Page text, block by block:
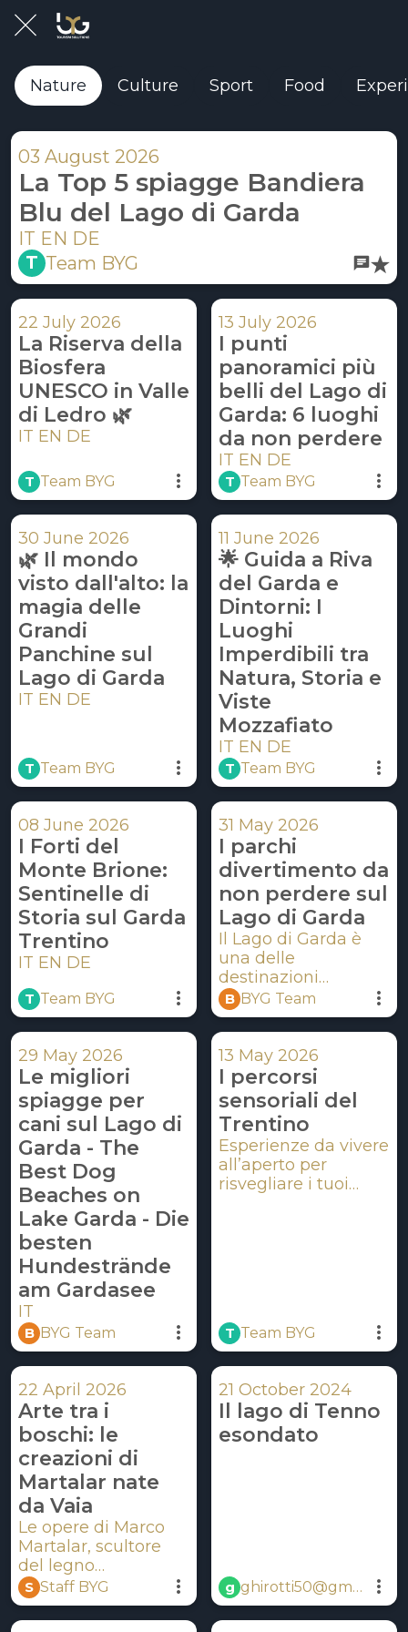
Nature Culture Sport Food
03 August 2026
La Top 5 spiagge Bandiera
Blu del Lago di Garda
IT EN DE
T Team BYG
22 July 2026
La Riserva della
Biosfera
UNESCO in Valle
di Ledro 🌿
IT EN DE
T Team BYG
13 July 2026
I punti
panoramici più
belli del Lago di
Garda: 6 luoghi
da non perdere
IT EN DE
T Team BYG
30 June 2026
🌿 Il mondo
visto dall'alto: la
magia delle
Grandi
Panchine sul
Lago di Garda
IT EN DE
T Team BYG
11 June 2026
🌟 Guida a Riva
del Garda e
Dintorni: I
Luoghi
Imperdibili tra
Natura, Storia e
Viste
Mozzafiato
IT EN DE
T Team BYG
08 June 2026
I Forti del
Monte Brione:
Sentinelle di
Storia sul Garda
Trentino
IT EN DE
T Team BYG
31 May 2026
I parchi
divertimento da
non perdere sul
Lago di Garda
Il Lago di Garda è
una delle
destinazioni
turistiche più amate
d'Italia, non solo per
i suoi paesaggi e
borghi storici, ma
anche per la
straordinaria varietà
di parchi tematici,
acquatici,
naturalistici e
avventura. Dalle
attrazioni
gruppi di amici.
B BYG Team
29 May 2026
Le migliori
spiagge per
cani sul Lago di
Garda - The
Best Dog
Beaches on
Lake Garda - Die
besten
Hundestrände
am Gardasee
IT
B BYG Team
13 May 2026
I percorsi
sensoriali del
Trentino
Esperienze da vivere
all’aperto per
risvegliare i tuoi
T
22 April 2026
Arte tra i
boschi: le
creazioni di
Martalar nate
da Vaia
Le opere di Marco
Martalar, scultore
del legno
riconosciuto a livello
internazionale,
nascono da un
S Staff BYG
21 October 2024
Il lago di Tenno
esondato
g ghirotti50@gmail
.com